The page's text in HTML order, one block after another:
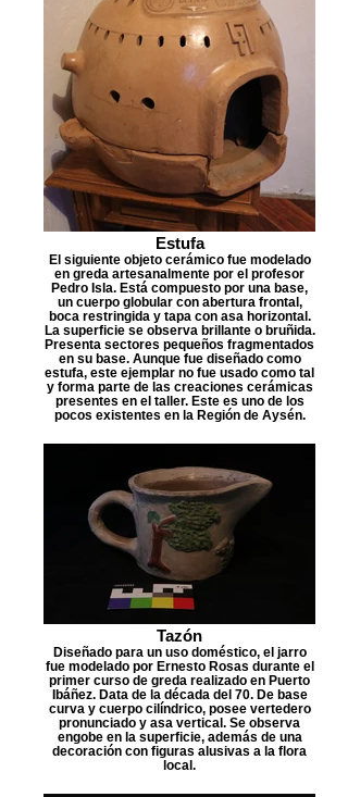
Estufa
El siguiente objeto cerámico fue modelado
en greda artesanalmente por el profesor
Pedro Isla. Está compuesto por una base,
un cuerpo globular con abertura frontal,
boca restringida y tapa con asa horizontal.
La superficie se observa brillante o bruñida.
Presenta sectores pequeños fragmentados
en su base. Aunque fue diseñado como
estufa, este ejemplar no fue usado como tal
y forma parte de las creaciones cerámicas
presentes en el taller. Este es uno de los
pocos existentes en la Región de Aysén.
Tazón
Diseñado para un uso doméstico, el jarro
fue modelado por Ernesto Rosas durante el
primer curso de greda realizado en Puerto
Ibáñez. Data de la década del 70. De base
curva y cuerpo cilíndrico, posee vertedero
pronunciado y asa vertical. Se observa
engobe en la superficie, además de una
decoración con figuras alusivas a la flora
local.